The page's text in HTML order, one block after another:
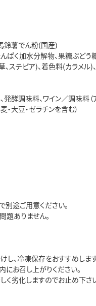
鈴薯でん粉(国産)
加水分解物、果糖ぶどう糖
ステビア)、着色料(カラメ
酵調味料、ワイン／調味料（
・大豆・ゼラチンを含む）
途ご用意ください。
ありません。
、冷凍保存をおすすめします
お召し上がりください。
劣化しますのでお止め下さ